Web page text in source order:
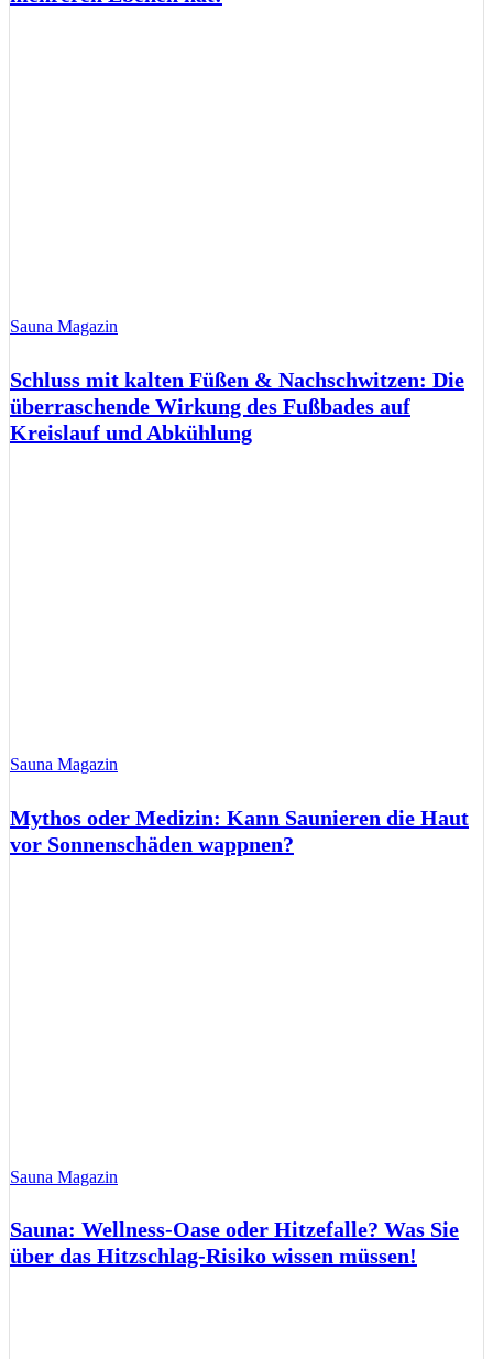
Sauna Magazin
Schluss mit kalten Füßen & Nachschwitzen: Die
überraschende Wirkung des Fußbades auf
Kreislauf und Abkühlung
Sauna Magazin
Mythos oder Medizin: Kann Saunieren die Haut
vor Sonnenschäden wappnen?
Sauna Magazin
Sauna: Wellness-Oase oder Hitzefalle? Was Sie
über das Hitzschlag-Risiko wissen müssen!